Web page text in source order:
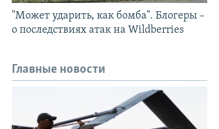
"Может ударить, как бомба". Блогеры –
о последствиях атак на Wildberries
Главные новости